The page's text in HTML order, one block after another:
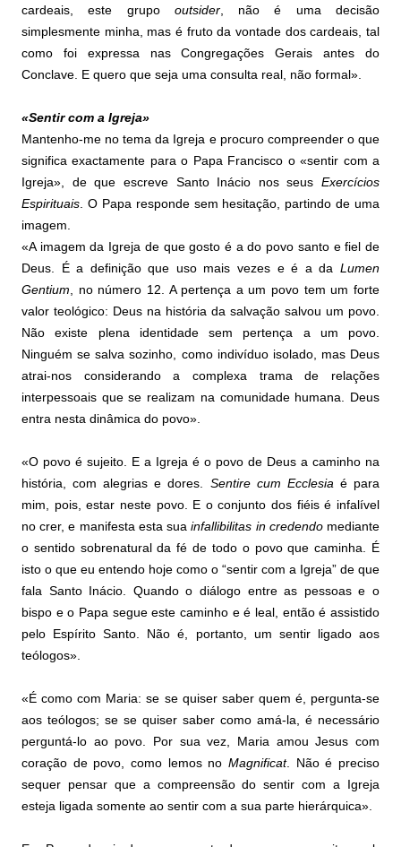
cardeais, este grupo outsider, não é uma decisão
simplesmente minha, mas é fruto da vontade dos cardeais, tal
como foi expressa nas Congregações Gerais antes do
Conclave. E quero que seja uma consulta real, não formal».
«Sentir com a Igreja»
Mantenho-me no tema da Igreja e procuro compreender o que
significa exactamente para o Papa Francisco o «sentir com a
Igreja», de que escreve Santo Inácio nos seus Exercícios
Espirituais . O Papa responde sem hesitação, partindo de uma
imagem.
«A imagem da Igreja de que gosto é a do povo santo e fiel de
Deus. É a definição que uso mais vezes e é a da Lumen
Gentium , no número 12. A pertença a um povo tem um forte
valor teológico: Deus na história da salvação salvou um povo.
Não existe plena identidade sem pertença a um povo.
Ninguém se salva sozinho, como indivíduo isolado, mas Deus
atrai-nos considerando a complexa trama de relações
interpessoais que se realizam na comunidade humana. Deus
entra nesta dinâmica do povo».
«O povo é sujeito. E a Igreja é o povo de Deus a caminho na
história, com alegrias e dores. Sentire cum Ecclesia é para
mim, pois, estar neste povo. E o conjunto dos fiéis é infalível
no crer, e manifesta esta suainfallibilitas in credendomediante
o sentido sobrenatural da fé de todo o povo que caminha. É
isto o que eu entendo hoje como o “sentir com a Igreja” de que
fala Santo Inácio. Quando o diálogo entre as pessoas e o
bispo e o Papa segue este caminho e é leal, então é assistido
pelo Espírito Santo. Não é, portanto, um sentir ligado aos
teólogos».
«É como com Maria: se se quiser saber quem é, pergunta-se
aos teólogos; se se quiser saber como amá-la, é necessário
perguntá-lo ao povo. Por sua vez, Maria amou Jesus com
coração de povo, como lemos no Magnificat. Não é preciso
sequer pensar que a compreensão do sentir com a Igreja
esteja ligada somente ao sentir com a sua parte hierárquica».